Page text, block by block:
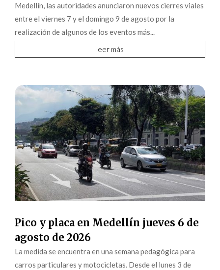
Medellín, las autoridades anunciaron nuevos cierres viales
entre el viernes 7 y el domingo 9 de agosto por la
realización de algunos de los eventos más...
leer más
Pico y placa en Medellín jueves 6 de
agosto de 2026
La medida se encuentra en una semana pedagógica para
carros particulares y motocicletas. Desde el lunes 3 de